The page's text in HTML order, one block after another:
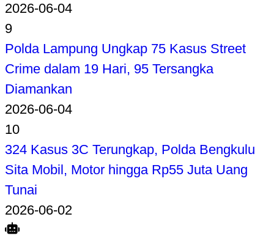
2026-06-04
9
Polda Lampung Ungkap 75 Kasus Street
Crime dalam 19 Hari, 95 Tersangka
Diamankan
2026-06-04
10
324 Kasus 3C Terungkap, Polda Bengkulu
Sita Mobil, Motor hingga Rp55 Juta Uang
Tunai
2026-06-02